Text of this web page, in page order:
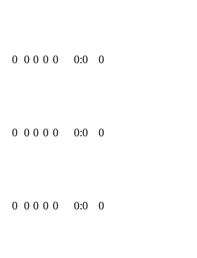
0 0 0 0 0 0:0 0
0 0 0 0 0 0:0 0
0 0 0 0 0 0:0 0